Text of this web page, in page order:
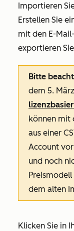
Importieren
Erstellen Sie
mit den E-
exportieren
Bitte
dem 5.
können mit
aus einer
Account
und noch
dem alten
Klicken Sie in